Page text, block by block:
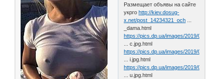
Размещает объявы на сайте
укргоhttp://kiev.dosug-
x.net/post_14234321_och
_dama.html
https://pics.dp.ua/images/2019/02/klv4y
... c.jpg.html
https://pics.dp.ua/images/2019/02/1rqas
... i.jpg.html
https://pics.dp.ua/images/2019/02/pk8yb
... u.jpg.html